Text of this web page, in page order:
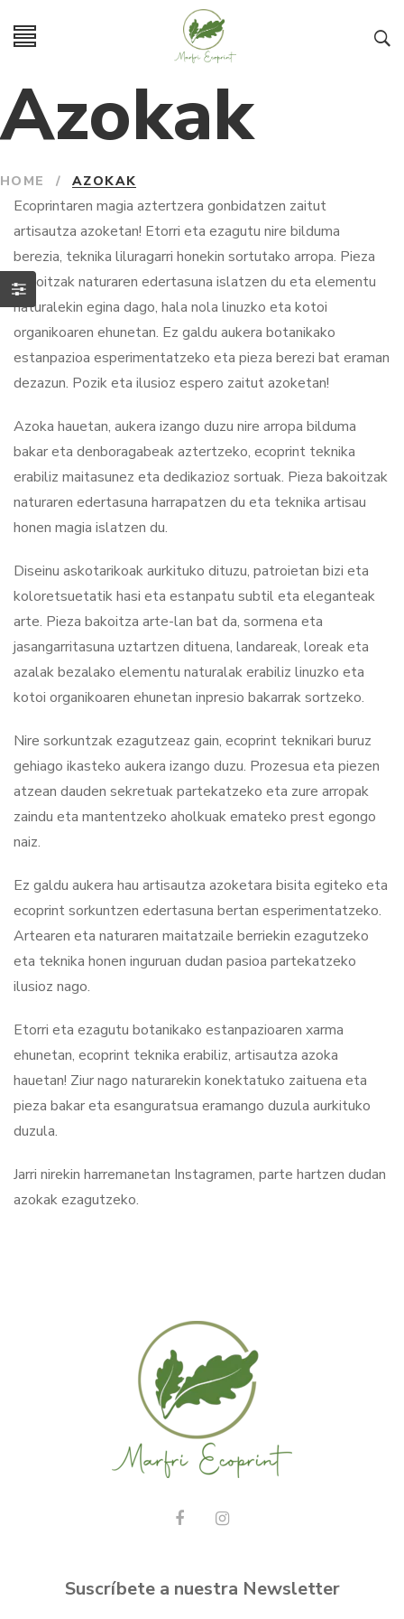
Azokak
HOME / AZOKAK
Ecoprintaren magia aztertzera gonbidatzen zaitut
artisautza azoketan! Etorri eta ezagutu nire bilduma
berezia, teknika liluragarri honekin sortutako arropa. Pieza
bakoitzak naturaren edertasuna islatzen du eta elementu
naturalekin egina dago, hala nola linuzko eta kotoi
organikoaren ehunetan. Ez galdu aukera botanikako
estanpazioa esperimentatzeko eta pieza berezi bat eraman
dezazun. Pozik eta ilusioz espero zaitut azoketan!
Azoka hauetan, aukera izango duzu nire arropa bilduma
bakar eta denboragabeak aztertzeko, ecoprint teknika
erabiliz maitasunez eta dedikazioz sortuak. Pieza bakoitzak
naturaren edertasuna harrapatzen du eta teknika artisau
honen magia islatzen du.
Diseinu askotarikoak aurkituko dituzu, patroietan bizi eta
koloretsuetatik hasi eta estanpatu subtil eta eleganteak
arte. Pieza bakoitza arte-lan bat da, sormena eta
jasangarritasuna uztartzen dituena, landareak, loreak eta
azalak bezalako elementu naturalak erabiliz linuzko eta
kotoi organikoaren ehunetan inpresio bakarrak sortzeko.
Nire sorkuntzak ezagutzeaz gain, ecoprint teknikari buruz
gehiago ikasteko aukera izango duzu. Prozesua eta piezen
atzean dauden sekretuak partekatzeko eta zure arropak
zaindu eta mantentzeko aholkuak emateko prest egongo
naiz.
Ez galdu aukera hau artisautza azoketara bisita egiteko eta
ecoprint sorkuntzen edertasuna bertan esperimentatzeko.
Artearen eta naturaren maitatzaile berriekin ezagutzeko
eta teknika honen inguruan dudan pasioa partekatzeko
ilusioz nago.
Etorri eta ezagutu botanikako estanpazioaren xarma
ehunetan, ecoprint teknika erabiliz, artisautza azoka
hauetan! Ziur nago naturarekin konektatuko zaituena eta
pieza bakar eta esanguratsua eramango duzula aurkituko
duzula.
Jarri nirekin harremanetan Instagramen, parte hartzen dudan
azokak ezagutzeko.
Suscríbete a nuestra Newsletter